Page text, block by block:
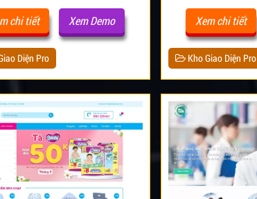
chi tiết Xem Demo
Diện Pro
Xem chi tiết
Kho Giao Diện Pro